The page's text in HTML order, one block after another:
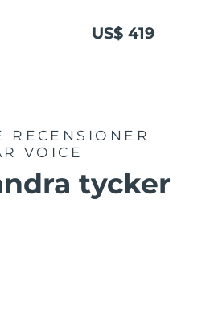
US$ 419
RECENSIONER
VOICE
tycker